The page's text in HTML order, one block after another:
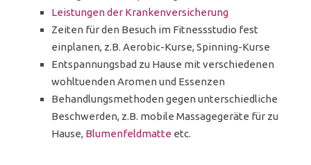
Leistungen der Krankenversicherung
Zeiten für den Besuch im Fitnessstudio fest
einplanen, z.B. Aerobic-Kurse, Spinning-Kurse
Entspannungsbad zu Hause mit verschiedenen
wohltuenden Aromen und Essenzen
Behandlungsmethoden gegen unterschiedliche
Beschwerden, z.B. mobile Massagegeräte für zu
Hause, Blumenfeldmatte etc.